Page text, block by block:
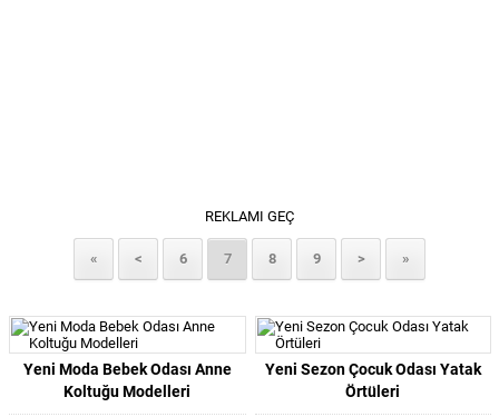
REKLAMI GEÇ
« < 6 7 8 9 > »
Yeni Moda Bebek Odası Anne
Koltuğu Modelleri
Yeni Sezon Çocuk Odası Yatak
Örtüleri